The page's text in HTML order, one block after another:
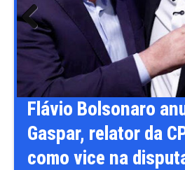
Flávio Bolsonaro
Gaspar, relator da
como vice na
Previ
ous